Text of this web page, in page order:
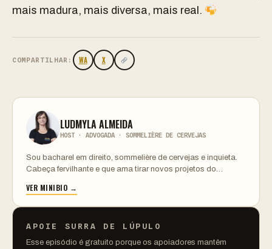
mais madura, mais diversa, mais real.
COMPARTILHAR: WA X
LUDMYLA ALMEIDA
HOST · ADVOGADA · SOMMELIÈRE DE CERVEJAS
Sou bacharel em direito, sommelière de cervejas e inquieta.
Cabeça fervilhante e que ama tirar novos projetos do…
VER MINIBIO →
APOIE SURRA DE LÚPULO
Esse episódio é gratuito porque os apoiadores mantêm